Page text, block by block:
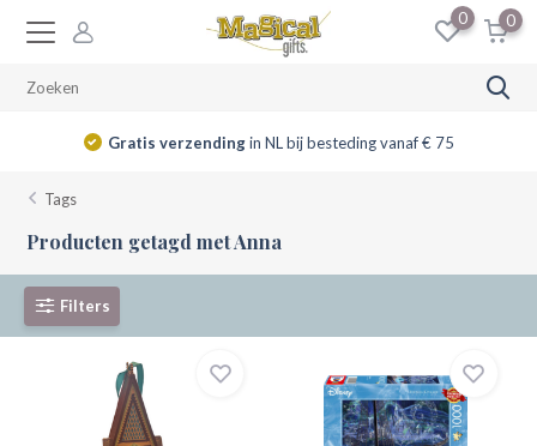
0 0
Gratis verzendingin NL bij besteding vanaf € 75
Tags
Producten getagd met Anna
Filters